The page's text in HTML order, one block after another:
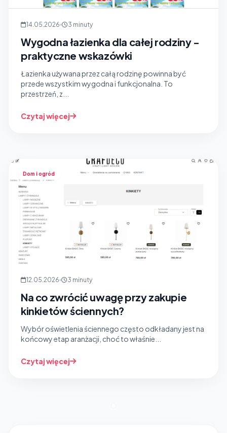
14.05.2026 3 minuty
Wygodna łazienka dla całej rodziny -
praktyczne wskazówki
Łazienka używana przez całą rodzinę powinna być
przede wszystkim wygodna i funkcjonalna. To
przestrzeń, z...
Czytaj więcej
Dom i ogród
12.05.2026 3 minuty
Na co zwrócić uwagę przy zakupie
kinkietów ściennych?
Wybór oświetlenia ściennego często odkładany jest na
końcowy etap aranżacji, choć to właśnie...
Czytaj więcej